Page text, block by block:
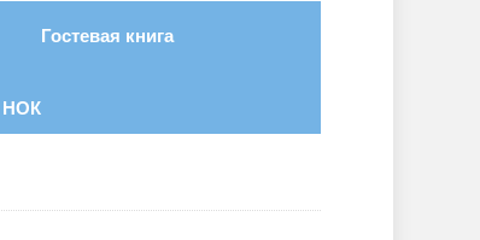
Гостевая книга
НОК